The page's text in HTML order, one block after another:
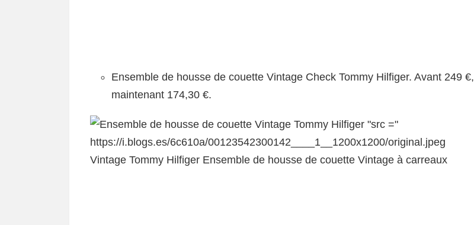
Ensemble de housse de couette Vintage Check Tommy Hilfiger. Avant 249 €,
maintenant 174,30 €.
Vintage Tommy Hilfiger Ensemble de housse de couette Vintage à carreaux